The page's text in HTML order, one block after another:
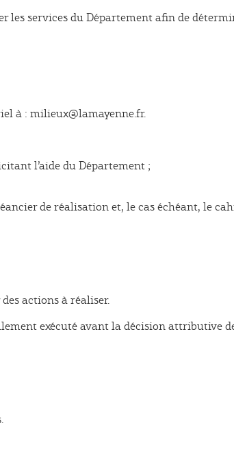
les services du Département afin de
à : milieux@lamayenne.fr.
l’aide du Département ;
de réalisation et, le cas échéant, le
actions à réaliser.
exécuté avant la décision attributive